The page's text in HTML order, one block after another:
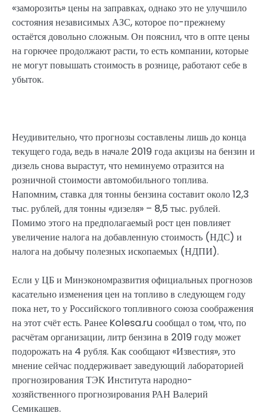
«заморозить» цены на заправках, однако это не улучшило
состояния независимых АЗС, которое по-прежнему
остаётся довольно сложным. Он пояснил, что в опте цены
на горючее продолжают расти, то есть компании, которые
не могут повышать стоимость в рознице, работают себе в
убыток.
Неудивительно, что прогнозы составлены лишь до конца
текущего года, ведь в начале 2019 года акцизы на бензин и
дизель снова вырастут, что неминуемо отразится на
розничной стоимости автомобильного топлива.
Напомним, ставка для тонны бензина составит около 12,3
тыс. рублей, для тонны «дизеля» – 8,5 тыс. рублей.
Помимо этого на предполагаемый рост цен повлияет
увеличение налога на добавленную стоимость (НДС) и
налога на добычу полезных ископаемых (НДПИ).
Если у ЦБ и Минэкономразвития официальных прогнозов
касательно изменения цен на топливо в следующем году
пока нет, то у Российского топливного союза соображения
на этот счёт есть. Ранее Kolesa.ru сообщал о том, что, по
расчётам организации, литр бензина в 2019 году может
подорожать на 4 рубля. Как сообщают «Известия», это
мнение сейчас поддерживает заведующий лабораторией
прогнозирования ТЭК Института народно-
хозяйственного прогнозирования РАН Валерий
Семикашев.